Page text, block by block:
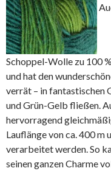
Schoppel-Wolle zu 100
und hat den
verrät – in fantastischen
und Grün-Gelb fließen.
hervorragend
Lauflänge von ca. 400
verarbeitet werden. So
seinen ganzen Charme